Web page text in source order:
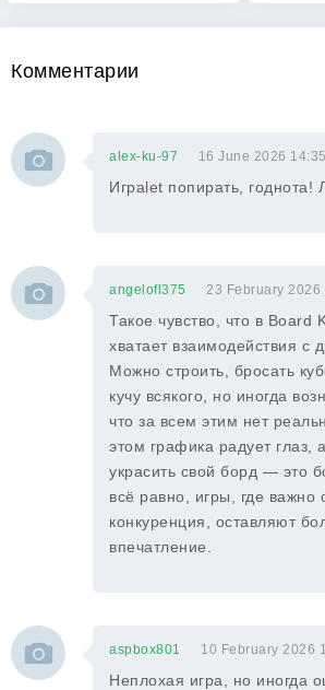
Комментарии
alex-ku-97 16 June 2026 14:35
Играlet попирать, годнота!
angelofl375 23 February 2026
Такое чувство, что в Board
хватает взаимодействия с
Можно строить, бросать
кучу всякого, но иногда
что за всем этим нет
этом графика радует глаз,
украсить свой борд — это
всё равно, игры, где важно
конкуренция, оставляют
впечатление.
aspbox801 10 February 2026
Неплохая игра, но иногда